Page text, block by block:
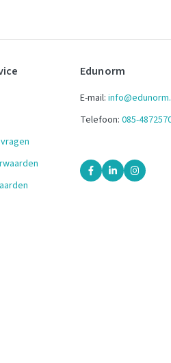
Edunorm
E-mail:
Telefoon: 085-